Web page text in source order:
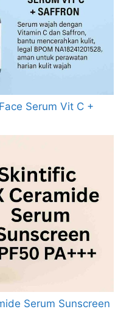
Serum Vit C +
Serum Sunscreen